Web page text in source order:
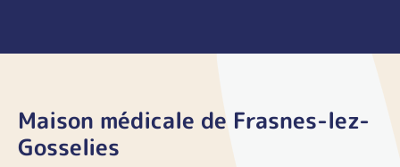
Maison médicale de Frasnes-lez-
Gosselies